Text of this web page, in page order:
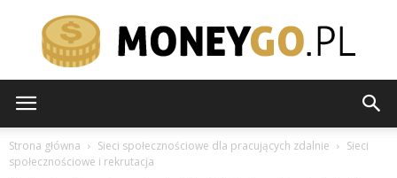
Strona główna Sieci społecznościowe dla pracujących zdalnie
Sieci
społecznościowe i rekrutacja